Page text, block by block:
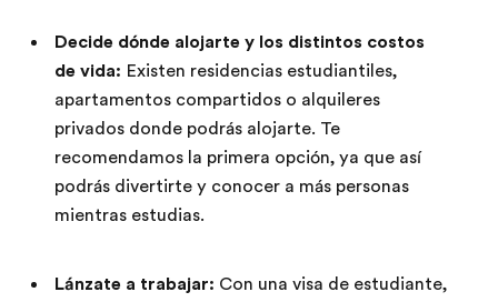
Decide dónde alojarte y los distintos costos
de vida: Existen residencias estudiantiles,
apartamentos compartidos o alquileres
privados donde podrás alojarte. Te
recomendamos la primera opción, ya que así
podrás divertirte y conocer a más personas
mientras estudias.
Lánzate a trabajar: Con una visa de estudiante,